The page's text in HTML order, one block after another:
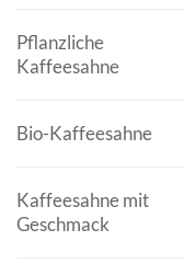
Pflanzliche
Kaffeesahne
Bio-Kaffeesahne
Kaffeesahne mit
Geschmack